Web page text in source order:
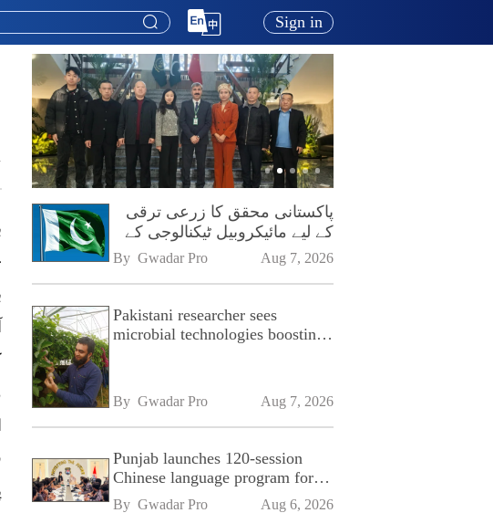
Sign in
پاکستانی محقق کا زرعی ترقی
کے لیے مائیکروبیل ٹیکنالوجی کے
فروغ پر زور
By Gwadar Pro Aug 7, 2026
Pakistani researcher sees
microbial technologies boosting
By Gwadar Pro Aug 7, 2026
Punjab launches 120-session
Chinese language program for
SPU
By Gwadar Pro Aug 6, 2026